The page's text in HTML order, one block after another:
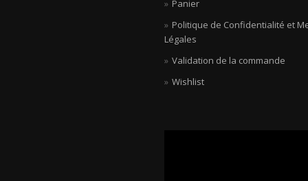
Panier
Politique de Confidentialité et
Légales
Validation de la commande
Wishlist